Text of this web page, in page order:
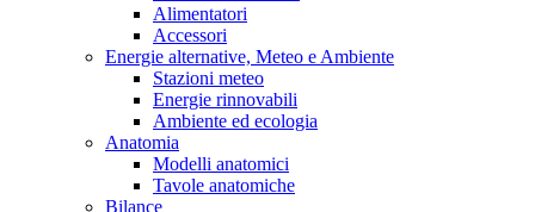
Alimentatori
Accessori
Energie alternative, Meteo e Ambiente
Stazioni meteo
Energie rinnovabili
Ambiente ed ecologia
Anatomia
Modelli anatomici
Tavole anatomiche
Bilance